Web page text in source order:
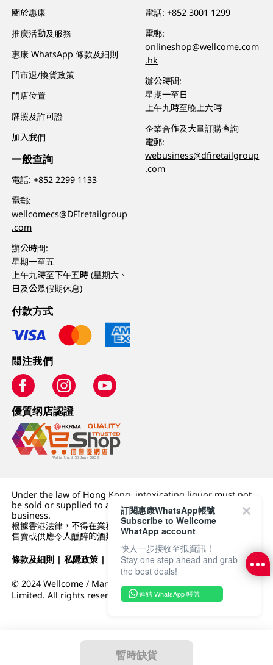
暫時缺貨
關於惠康
推廣活動及服務
惠康 WhatsApp 條款及細則
門市退/換貨政策
門店位置
牌照及許可證
加入我們
一般查詢
電話:+852 2299 1133
電郵:
wellcomecs@DFIretailgroup
.com
辦公時間:
星期一至五
上午九時至下午五時 (星期六、
日及公眾假期休息)
電話:+852 3001 1299
電郵:
onlineshop@wellcome.com
.hk
辦公時間:
星期一至日
上午九時至晚上六時
企業合作及大量訂購查詢
電郵:
webusiness@dfiretailgroup
.com
付款方式
關注我們
優質纲店認證
Under the law of Hong Kong, intoxicating liquor must not
be sold or supplied to a minor (under 18) in the course of
business.
根據香港法律，不得在業務過程中，向未成年人 (18 歲以下人士)
售賣或供應令人醺醉的酒類。
條款及細則 |私隱政策 | DFI零售集團
© 2024 Wellcome / Market Place. The Dairy Farm Company
Limited. All rights reserved.
訂閱惠康WhatsApp帳號
Subscribe to Wellcome
WhatApp account
快人一步接收至抵資訊！
Stay one step ahead and grab
the best deals!
連結 WhatsApp 帳號